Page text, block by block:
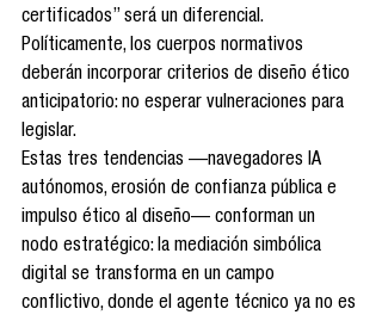
certificados” será un diferencial.
Políticamente, los cuerpos normativos
deberán incorporar criterios de diseño ético
anticipatorio: no esperar vulneraciones para
legislar.
Estas tres tendencias —navegadores IA
autónomos, erosión de confianza pública e
impulso ético al diseño— conforman un
nodo estratégico: la mediación simbólica
digital se transforma en un campo
conflictivo, donde el agente técnico ya no es